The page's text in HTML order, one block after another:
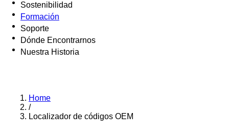
Sostenibilidad
Formación
Soporte
Dónde Encontrarnos
Nuestra Historia
Home
/
Localizador de códigos OEM